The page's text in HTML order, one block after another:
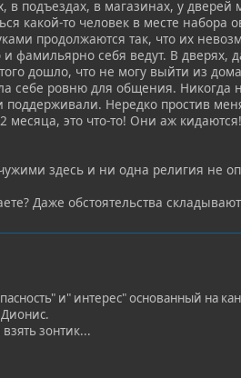
в подъездах, в магазинах, у дверей
какой-то человек в месте набора
продолжаются так, что их
фамильярно себя ведут. В дверях,
дошло, что не могу выйти из
себе ровню для общения. Никогда
Нередко простив
это что-то! Они аж
здесь и ни одна религия не
Даже обстоятельства
и" интерес" основанный на
зонтик...